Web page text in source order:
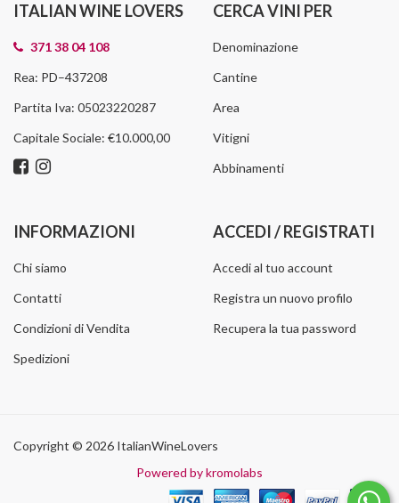
ITALIAN WINE LOVERS
371 38 04 108
Rea: PD–437208
Partita Iva: 05023220287
Capitale Sociale: €10.000,00
CERCA VINI PER
Denominazione
Cantine
Area
Vitigni
Abbinamenti
INFORMAZIONI
Chi siamo
Contatti
Condizioni di Vendita
Spedizioni
ACCEDI / REGISTRATI
Accedi al tuo account
Registra un nuovo profilo
Recupera la tua password
Copyright © 2026 ItalianWineLovers
Powered by kromolabs